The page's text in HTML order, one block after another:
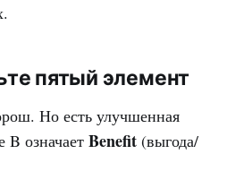
пятый элемент
Но есть улучшенная
означает Benefit (выгода/